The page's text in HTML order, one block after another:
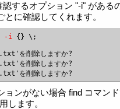
するオプション "-i" がある
に確認してくれます。
-i {} \;
を削除しますか?
を削除しますか?
ョンがない場合 find コマン
します。